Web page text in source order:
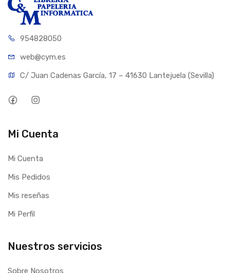
954828050
web@cym.es
C/ Juan Cadenas García, 17 – 41630 Lantejuela (Sevilla)
Mi Cuenta
Mi Cuenta
Mis Pedidos
Mis reseñas
Mi Perfil
Nuestros servicios